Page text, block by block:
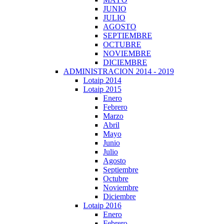
JUNIO
JULIO
AGOSTO
SEPTIEMBRE
OCTUBRE
NOVIEMBRE
DICIEMBRE
ADMINISTRACION 2014 - 2019
Lotaip 2014
Lotaip 2015
Enero
Febrero
Marzo
Abril
Mayo
Junio
Julio
Agosto
Septiembre
Octubre
Noviembre
Diciembre
Lotaip 2016
Enero